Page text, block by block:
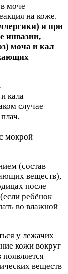
моче
на коже.
и при
инвазии,
моча и кал
кала
случае
мокрой
(состав
веществ),
после
ребёнок
во влажной
у лежачих
кожи вокруг
веществ